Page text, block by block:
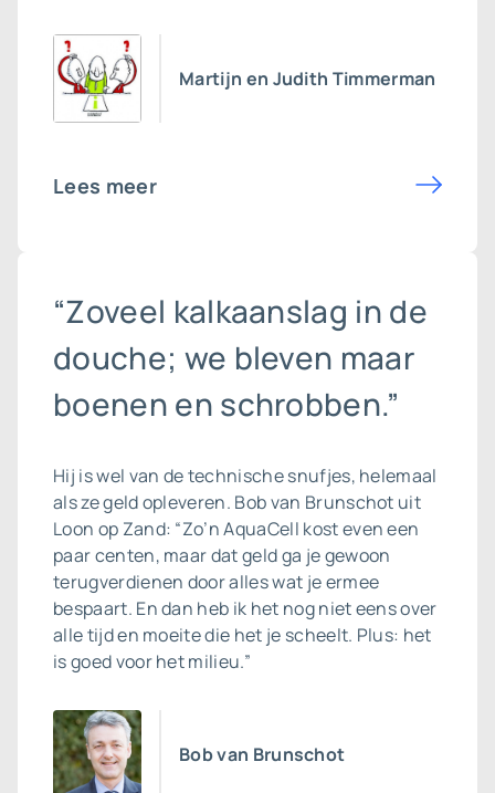
Martijn en Judith Timmerman
Lees meer
“Zoveel kalkaanslag in de
douche; we bleven maar
boenen en schrobben.”
Hij is wel van de technische snufjes, helemaal
als ze geld opleveren. Bob van Brunschot uit
Loon op Zand: “Zo’n AquaCell kost even een
paar centen, maar dat geld ga je gewoon
terugverdienen door alles wat je ermee
bespaart. En dan heb ik het nog niet eens over
alle tijd en moeite die het je scheelt. Plus: het
is goed voor het milieu.”
Bob van Brunschot